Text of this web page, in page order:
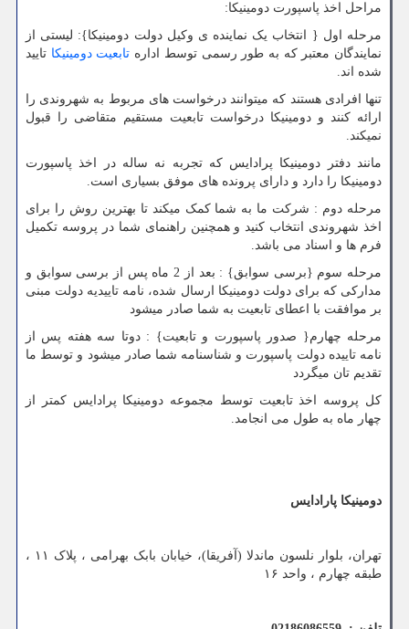
مراحل اخذ پاسپورت دومینیکا:
مرحله اول { انتخاب یک نماینده ی وکیل دولت دومینیکا}: لیستی از
نمایندگان معتبر که به طور رسمی توسط اداره تابعیت دومینیکا تایید
شده اند.
تنها افرادی هستند که میتوانند درخواست های مربوط به شهروندی را
ارائه کنند و دومینیکا درخواست تابعیت مستقیم متقاضی را قبول
نمیکند.
مانند دفتر دومینیکا پرادایس که تجربه نه ساله در اخذ پاسپورت
دومینیکا را دارد و دارای پرونده های موفق بسیاری است.
مرحله دوم : شرکت ما به شما کمک میکند تا بهترین روش را برای
اخذ شهروندی انتخاب کنید و همچنین راهنمای شما در پروسه تکمیل
فرم ها و اسناد می باشد.
مرحله سوم {برسی سوابق} : بعد از 2 ماه پس از برسی سوابق و
مدارکی که برای دولت دومینیکا ارسال شده، نامه تاییدیه دولت مبنی
بر موافقت با اعطای تابعیت به شما صادر میشود
مرحله چهارم{ صدور پاسپورت و تابعیت} : دوتا سه هفته پس از
نامه تاییده دولت پاسپورت و شناسنامه شما صادر میشود و توسط ما
تقدیم تان میگردد
کل پروسه اخذ تابعیت توسط مجموعه دومینیکا پرادایس کمتر از
چهار ماه به طول می انجامد.
دومینیکا پارادایس
تهران، بلوار نلسون ماندلا (آفریقا)، خیابان بابک بهرامی ، پلاک ۱۱ ،
طبقه چهارم ، واحد ۱۶